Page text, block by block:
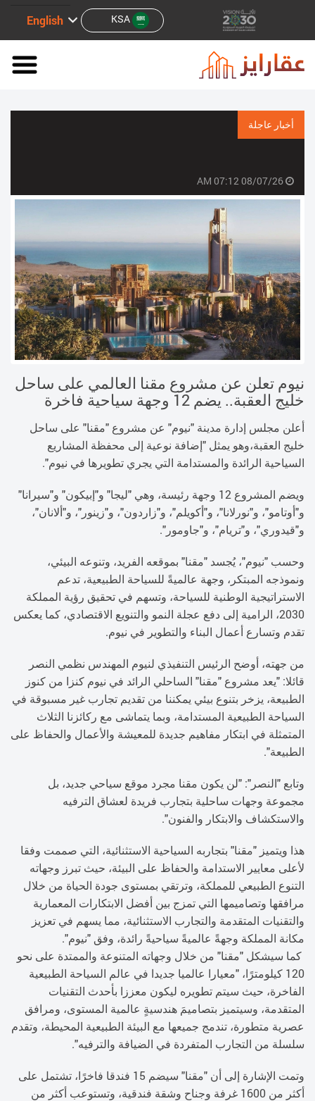
KSA
English
أخبار عاجلة
نيوم تعلن عن مشروع مقنا العالمي على ساحل
خليج العقبة.. يضم 12 وجهة سياحية فاخرة
أعلن مجلس إدارة مدينة "نيوم" عن مشروع "مقنا" على ساحل
خليج العقبة،وهو يمثل "إضافة نوعية إلى محفظة المشاريع
السياحية الرائدة والمستدامة التي يجري تطويرها في نيوم".​
ويضم المشروع 12 وجهة رئيسة، وهي "ليجا" و"إبيكون" و"سيرانا"
و"أوتامو"، و"نورلانا"، و"أكويلم"، و"زاردون"، و"زينور"، و"ألانان"،
و"قيدوري"، و"تريام"، و"جاومور".
وحسب "نيوم"، يُجسد "مقنا" بموقعه الفريد، وتنوعه البيئي،
ونموذجه المبتكر، وجهة عالميةً للسياحة الطبيعية، تدعم
الاستراتيجية الوطنية للسياحة، وتسهم في تحقيق رؤية المملكة
2030، الرامية إلى دفع عجلة النمو والتنويع الاقتصادي، كما يعكس
تقدم وتسارع أعمال البناء والتطوير في نيوم.
من جهته، أوضح الرئيس التنفيذي لنيوم المهندس نظمي النصر
قائلا: "يعد مشروع "مقنا" الساحلي الرائد في نيوم كنزا من كنوز
الطبيعة، يزخر بتنوع بيئي يمكننا من تقديم تجارب غير مسبوقة في
السياحة الطبيعية المستدامة، وبما يتماشى مع ركائزنا الثلاث
المتمثلة في ابتكار مفاهيم جديدة للمعيشة والأعمال والحفاظ على
الطبيعة".
وتابع "النصر": "لن يكون مقنا مجرد موقع سياحي جديد، بل
مجموعة وجهات ساحلية بتجارب فريدة لعشاق الترفيه
والاستكشاف والابتكار والفنون".
هذا ويتميز "مقنا" بتجاربه السياحية الاستثنائية، التي صممت وفقا
لأعلى معايير الاستدامة والحفاظ على البيئة، حيث تبرز وجهاته
التنوع الطبيعي للمملكة، وترتقي بمستوى جودة الحياة من خلال
مرافقها وتصاميمها التي تمزج بين أفضل الابتكارات المعمارية
والتقنيات المتقدمة والتجارب الاستثنائية، مما يسهم في تعزيز
مكانة المملكة وجهةً عالميةً سياحيةً رائدة، وفق "نيوم".
كما سيشكل "مقنا" من خلال وجهاته المتنوعة والممتدة على نحو
120 كيلومترًا، "معيارا عالميا جديدا في عالم السياحة الطبيعية
الفاخرة، حيث سيتم تطويره ليكون معززا بأحدث التقنيات
المتقدمة، وسيتميز بتصاميمَ هندسيةٍ عالمية المستوى، ومرافق
عصرية متطورة، تندمج جميعها مع البيئة الطبيعية المحيطة، وتقدم
سلسلة من التجارب المتفردة في الضيافة والترفيه".
وتمت الإشارة إلى أن "مقنا" سيضم 15 فندقا فاخرًا، تشتمل على
أكثر من 1600 غرفة وجناح وشقة فندقية، وتستوعب أكثر من